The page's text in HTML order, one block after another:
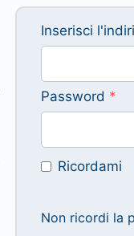
Inserisci
Password *
Ricordami
Non ricordi la